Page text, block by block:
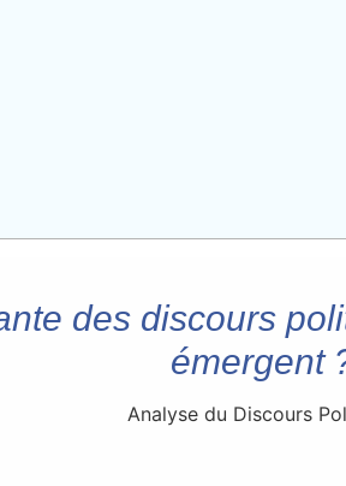
des discours
émergent
Analyse du Discours